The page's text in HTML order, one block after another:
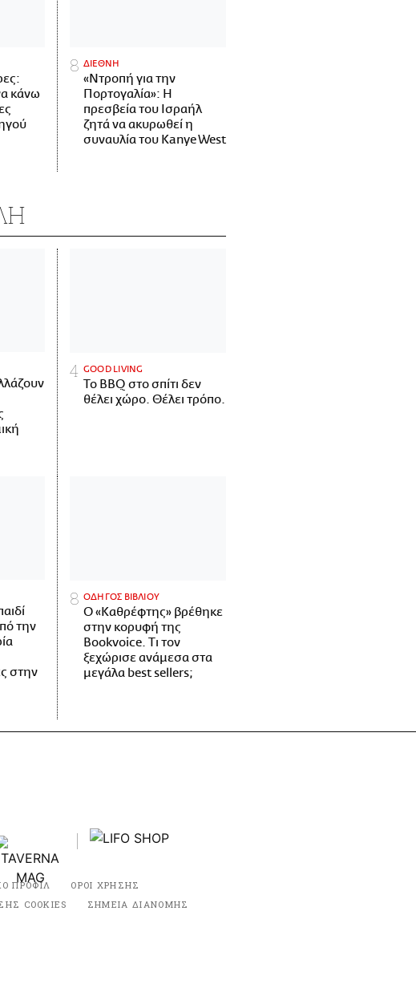
κάνω
ΔΙΕΘΝΗ
«Ντροπή για την
Πορτογαλία»: Η
πρεσβεία του Ισραήλ
ζητά να ακυρωθεί η
συναυλία του Kanye West
GOOD LIVING
Το BBQ στο σπίτι δεν
θέλει χώρο. Θέλει τρόπο.
την
στην
ΟΔΗΓΟΣ ΒΙΒΛΙΟΥ
Ο «Καθρέφτης» βρέθηκε
στην κορυφή της
Bookvoice. Τι τον
ξεχώρισε ανάμεσα στα
μεγάλα best sellers;
ΠΡΟΦΙΛ
ΟΡΟΙ ΧΡΗΣΗΣ
COOKIES
ΣΗΜΕΙΑ ΔΙΑΝΟΜΗΣ